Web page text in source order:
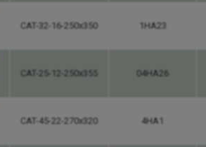
CAT-32-16-250x350 1HA23
CAT-25-12-250x355 04HA26
CAT-45-22-270x320 4HA1